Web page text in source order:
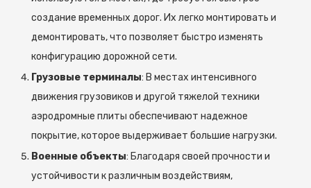
создание временных дорог. Их легко монтировать и
демонтировать, что позволяет быстро изменять
конфигурацию дорожной сети.
Грузовые терминалы: В местах интенсивного
движения грузовиков и другой тяжелой техники
аэродромные плиты обеспечивают надежное
покрытие, которое выдерживает большие нагрузки.
Военные объекты: Благодаря своей прочности и
устойчивости к различным воздействиям,